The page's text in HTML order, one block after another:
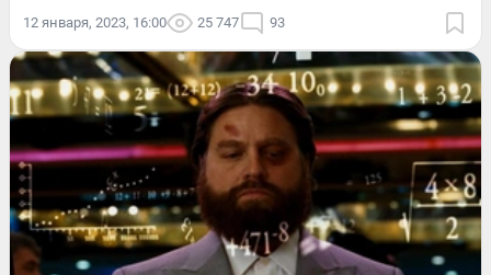
12 января, 2023, 16:00 25 747 93